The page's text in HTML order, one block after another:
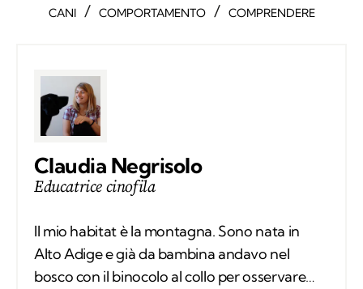
CANI / COMPORTAMENTO / COMPRENDERE
Claudia Negrisolo
Educatrice cinofila
Il mio habitat è la montagna. Sono nata in
Alto Adige e già da bambina andavo nel
bosco con il binocolo al collo per osservare